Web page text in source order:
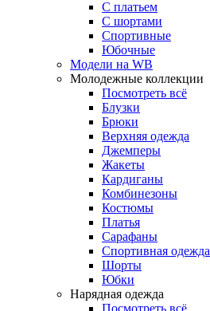
С платьем
С шортами
Спортивные
Юбочные
Модели на WB
Молодежные коллекции
Посмотреть всё
Блузки
Брюки
Верхняя одежда
Джемперы
Жакеты
Кардиганы
Комбинезоны
Костюмы
Платья
Сарафаны
Спортивная одежда
Шорты
Юбки
Нарядная одежда
Посмотреть всё